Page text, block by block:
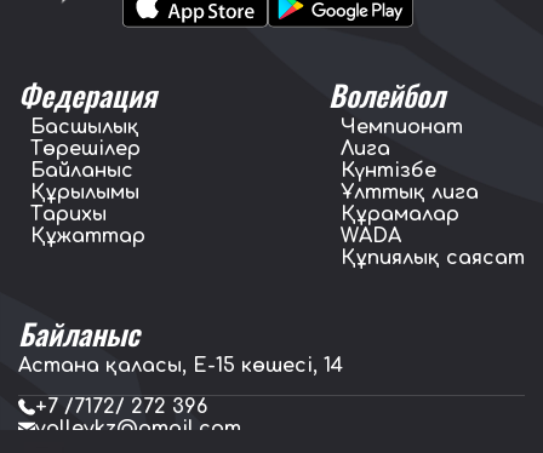
Федерация
Басшылық
Төрешілер
Байланыс
Құрылымы
Тарихы
Құжаттар
Волейбол
Чемпионат
Лига
Күнтізбе
Ұлттық лига
Құрамалар
WADA
Құпиялық саясат
Байланыс
Астана қаласы, E-15 көшесі, 14
+7 /7172/ 272 396
volleykz@gmail.com